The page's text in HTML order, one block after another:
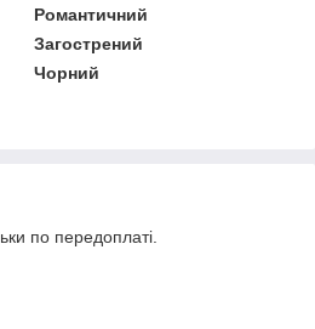
Романтичний
Загострений
Чорний
по передоплаті.